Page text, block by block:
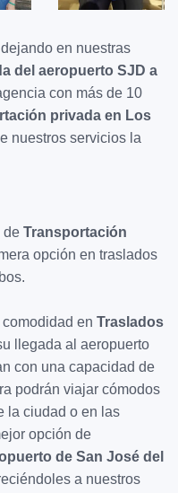
de Transportación
opción en traslados
en Traslados
llegada al aeropuerto
con una capacidad de
podrán viajar cómodos
la ciudad o en las
opción de
de San José del
a nuestros
en nuestras
del aeropuerto SJD a
con más de 10
privada en Los
nuestros servicios la